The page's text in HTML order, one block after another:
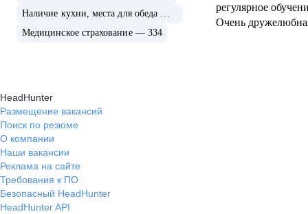
Наличие кухни, места для обеда — 361
Медицинское страхование — 334
регулярное
Очень
HeadHunter
Размещение вакансий
Поиск по резюме
О компании
Наши вакансии
Реклама на сайте
Требования к ПО
Безопасный HeadHunter
HeadHunter API